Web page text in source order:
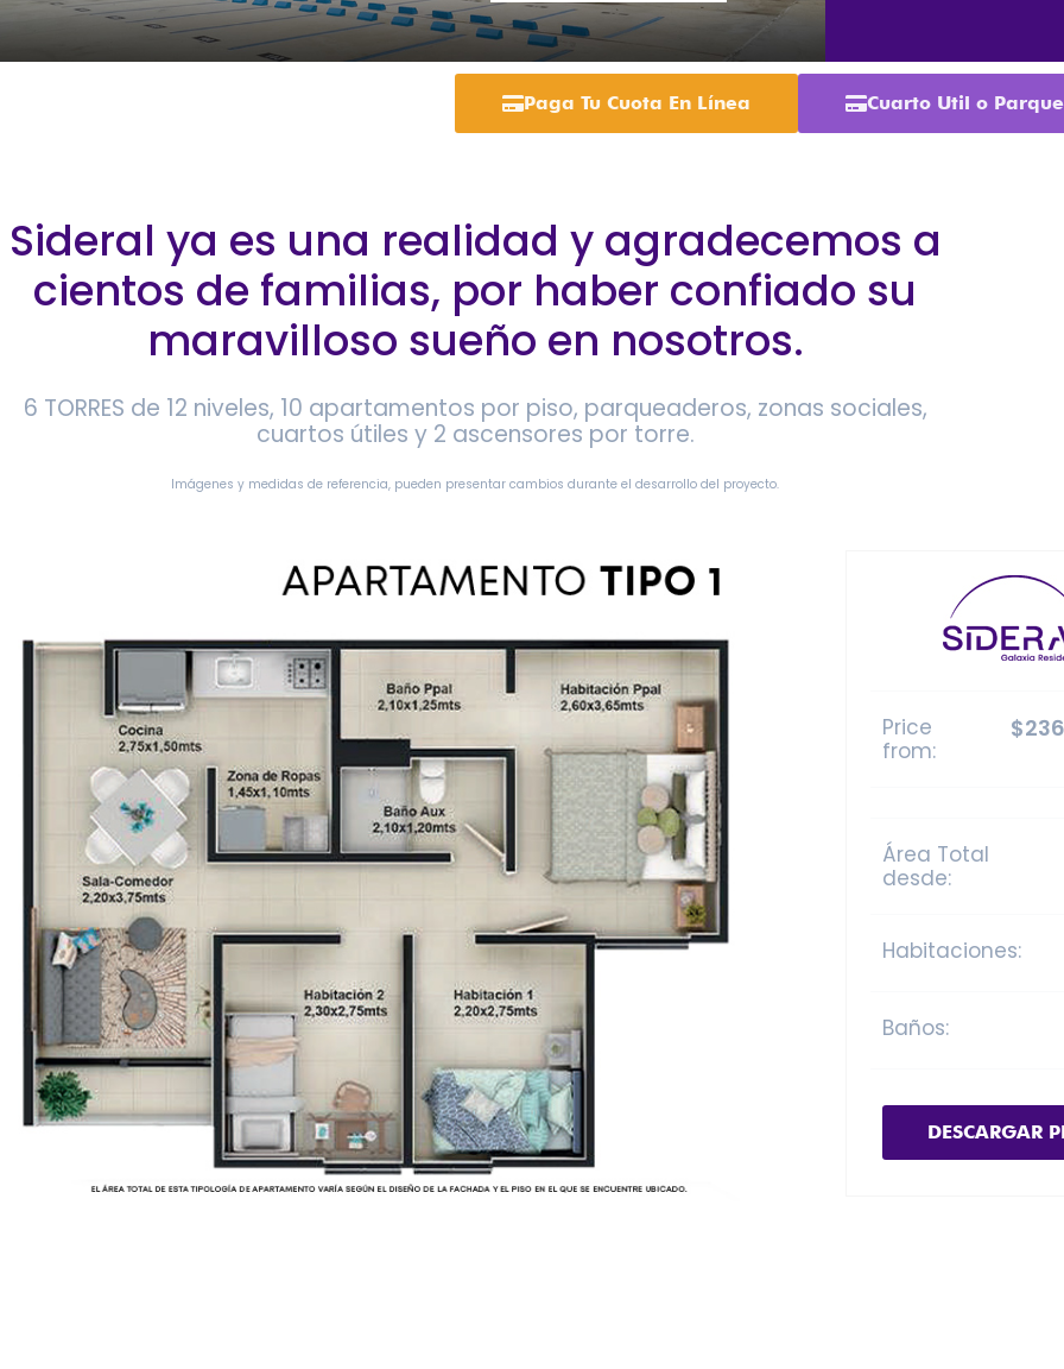
Paga Tu Cuota En Línea Cuarto Util o
Sideral ya es una realidad y agradecemos a
cientos de familias, por haber confiado su
maravilloso sueño en nosotros.
6 TORRES de 12 niveles, 10 apartamentos por piso, parqueaderos, zonas sociales,
cuartos útiles y 2 ascensores por torre.
Imágenes y medidas de referencia, pueden presentar cambios durante el desarrollo del proyecto.
Price
from:
Área Total
desde:
Habitaciones:
Baños:
DESCARGAR